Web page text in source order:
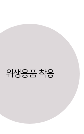
위생용품 착용